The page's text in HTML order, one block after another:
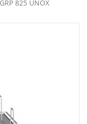
825 UNOX